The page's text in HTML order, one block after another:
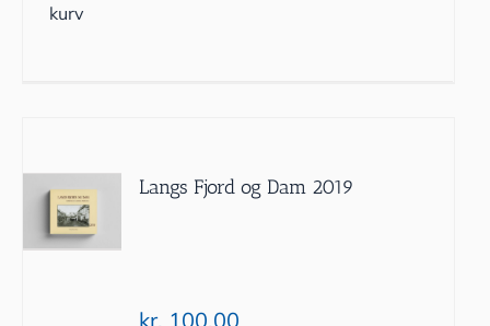
kurv
Langs Fjord og Dam 2019
kr. 100.00